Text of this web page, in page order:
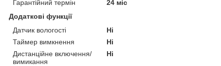
Гарантійний термін
24 міс
Додаткові функції
Датчик вологості
Ні
Таймер вимкнення
Ні
Дистанційне включення/
вимикання
Ні